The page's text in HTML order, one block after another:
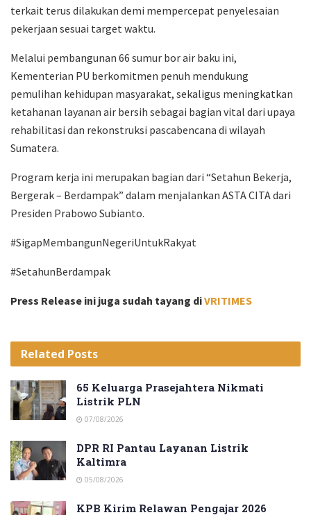
terkait terus dilakukan demi mempercepat penyelesaian
pekerjaan sesuai target waktu.
Melalui pembangunan 66 sumur bor air baku ini,
Kementerian PU berkomitmen penuh mendukung
pemulihan kehidupan masyarakat, sekaligus meningkatkan
ketahanan layanan air bersih sebagai bagian vital dari upaya
rehabilitasi dan rekonstruksi pascabencana di wilayah
Sumatera.
Program kerja ini merupakan bagian dari “Setahun Bekerja,
Bergerak – Berdampak” dalam menjalankan ASTA CITA dari
Presiden Prabowo Subianto.
#SigapMembangunNegeriUntukRakyat
#SetahunBerdampak
Press Release ini juga sudah tayang diVRITIMES
Related Posts
65 Keluarga Prasejahtera Nikmati
Listrik PLN
07/08/2026
DPR RI Pantau Layanan Listrik
Kaltimra
05/08/2026
KPB Kirim Relawan Pengajar 2026